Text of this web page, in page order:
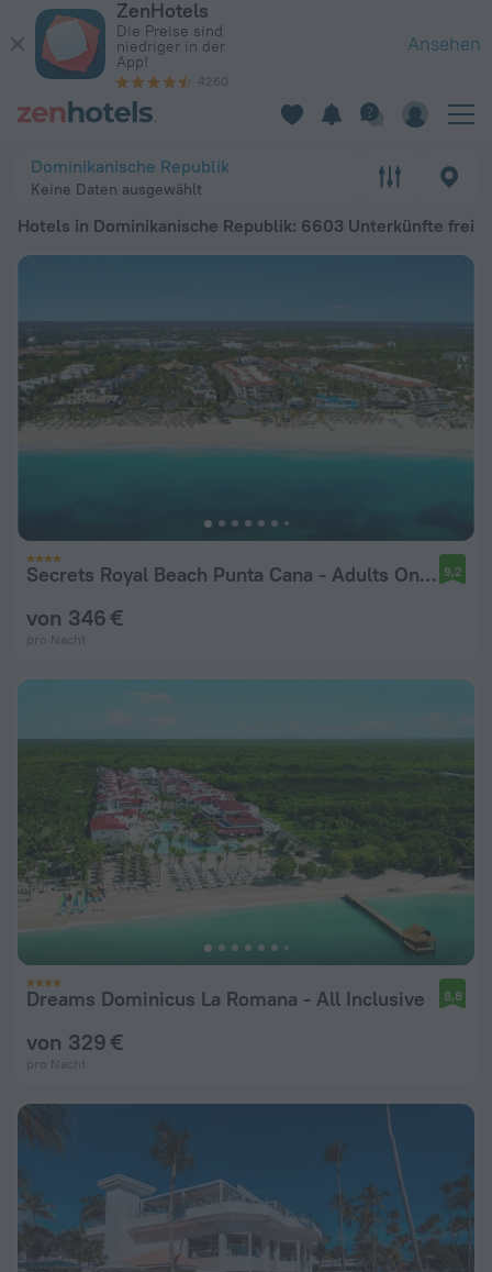
ZenHotels
Die Preise sind
niedriger in der
App!
4260
Ansehen
Dominikanische Republik
Keine Daten ausgewählt
Hotels in Dominikanische Republik: 6603 Unterkünfte frei
Secrets Royal Beach Punta Cana - Adults Only - All Inclusive 9,2
von 346 €
pro Nacht
Dreams Dominicus La Romana - All Inclusive 8,8
von 329 €
pro Nacht
Die 20 besten Hotels in Dominikanische Republik 2026 ab 16